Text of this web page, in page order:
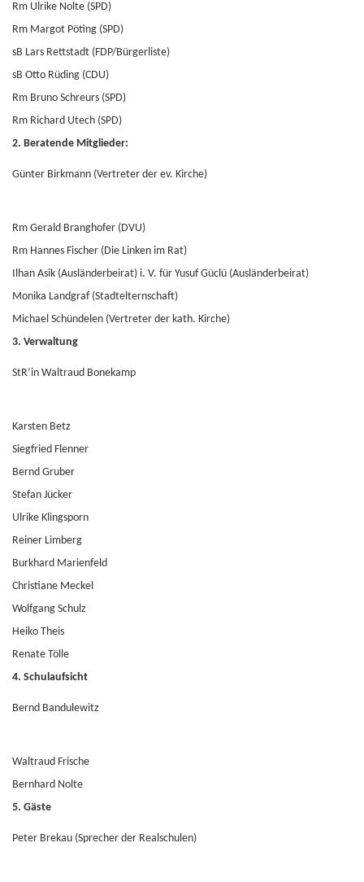
Rm Ulrike Nolte (SPD)
Rm Margot Pöting (SPD)
sB Lars Rettstadt (FDP/Bürgerliste)
sB Otto Rüding (CDU)
Rm Bruno Schreurs (SPD)
Rm Richard Utech (SPD)
2. Beratende Mitglieder:
Günter Birkmann (Vertreter der ev. Kirche)
Rm Gerald Branghofer (DVU)
Rm Hannes Fischer (Die Linken im Rat)
Ilhan Asik (Ausländerbeirat) i. V. für Yusuf Güclü (Ausländerbeirat)
Monika Landgraf (Stadtelternschaft)
Michael Schündelen (Vertreter der kath. Kirche)
3. Verwaltung
StR’in Waltraud Bonekamp
Karsten Betz
Siegfried Flenner
Bernd Gruber
Stefan Jücker
Ulrike Klingsporn
Reiner Limberg
Burkhard Marienfeld
Christiane Meckel
Wolfgang Schulz
Heiko Theis
Renate Tölle
4. Schulaufsicht
Bernd Bandulewitz
Waltraud Frische
Bernhard Nolte
5. Gäste
Peter Brekau (Sprecher der Realschulen)